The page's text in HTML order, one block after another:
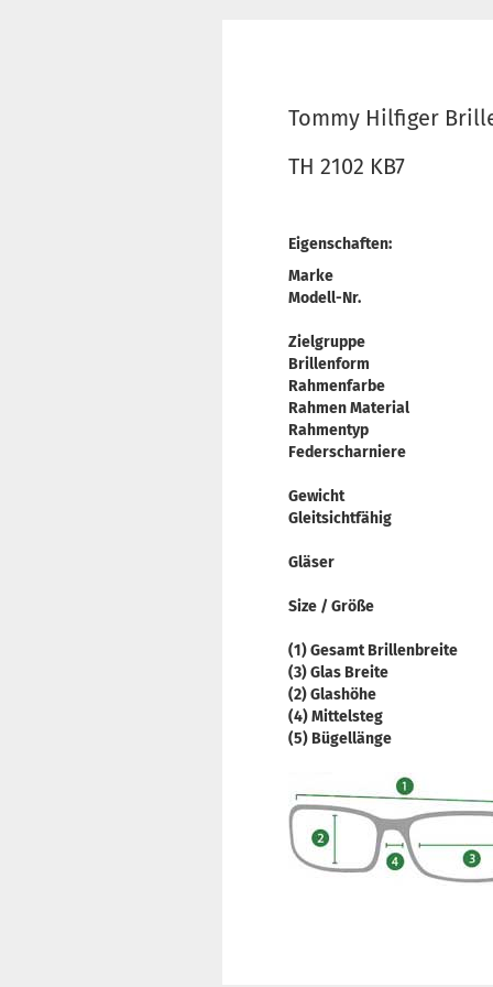
Tommy Hilfiger
TH 2102 KB7
Eigenschaften:
Marke
Modell-Nr.
Zielgruppe
Brillenform
Rahmenfarbe
Rahmen Material
Rahmentyp
Federscharniere
Gewicht
Gleitsichtfähig
Gläser
Size / Größe
(1) Gesamt Brillenbreite
(3) Glas Breite
(2) Glashöhe
(4) Mittelsteg
(5) Bügellänge